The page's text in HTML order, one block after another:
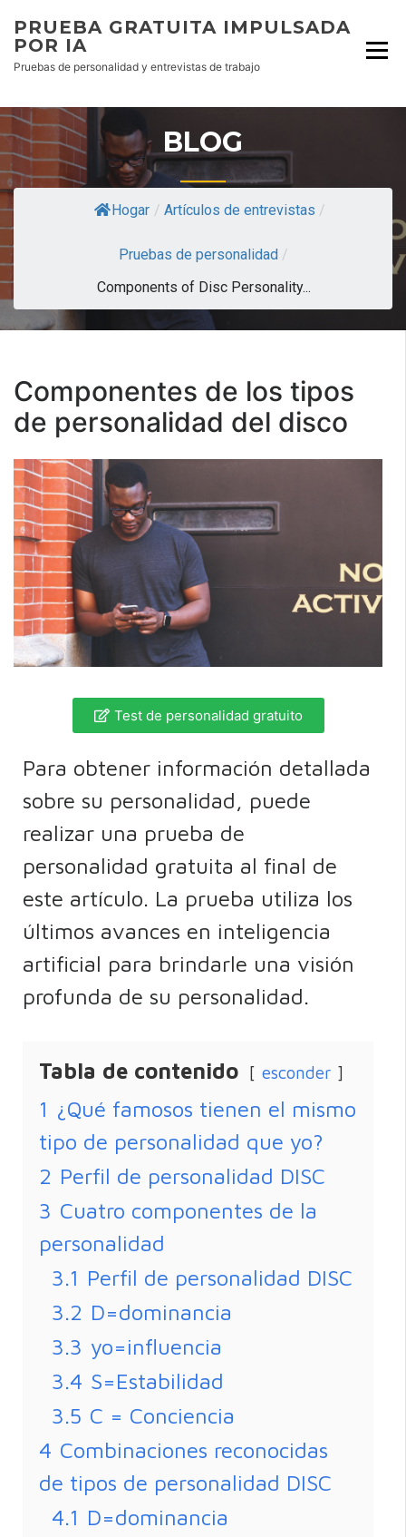
PRUEBA GRATUITA IMPULSADA
POR IA
Pruebas de personalidad y entrevistas de trabajo
BLOG
Hogar / Artículos de entrevistas /
Pruebas de personalidad /
Components of Disc Personality...
Componentes de los tipos
de personalidad del disco
Test de personalidad gratuito
Para obtener información detallada
sobre su personalidad, puede
realizar una prueba de
personalidad gratuita al final de
este artículo. La prueba utiliza los
últimos avances en inteligencia
artificial para brindarle una visión
profunda de su personalidad.
Tabla de contenido esconder
1 ¿Qué famosos tienen el mismo
tipo de personalidad que yo?
2 Perfil de personalidad DISC
3 Cuatro componentes de la
personalidad
3.1 Perfil de personalidad DISC
3.2 D=dominancia
3.3 yo=influencia
3.4 S=Estabilidad
3.5 C = Conciencia
4 Combinaciones reconocidas
de tipos de personalidad DISC
4.1 D=dominancia